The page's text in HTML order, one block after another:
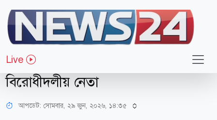
Live
রাজনীতি
পাচার হওয়া অর্থ ফিরিয়ে আনতে
জোরালো উদ্যোগ নিতে হবে : সংসদে
বিরোধীদলীয় নেতা
আপডেট: সোমবার, ২৯ জুন, ২০২৬, ১৪:৩৫